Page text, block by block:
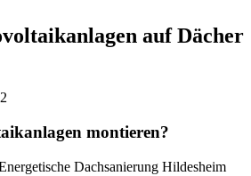
auf Dächer
montieren?